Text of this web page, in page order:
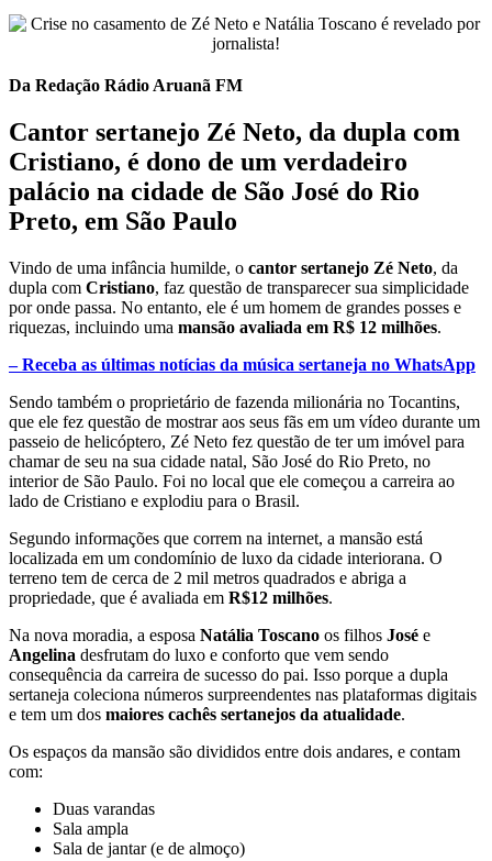
Da Redação Rádio Aruanã FM
Cantor sertanejo Zé Neto, da dupla com
Cristiano, é dono de um verdadeiro
palácio na cidade de São José do Rio
Preto, em São Paulo
Vindo de uma infância humilde, o cantor sertanejo Zé Neto, da
dupla com Cristiano, faz questão de transparecer sua simplicidade
por onde passa. No entanto, ele é um homem de grandes posses e
riquezas, incluindo uma mansão avaliada em R$ 12 milhões.
– Receba as últimas notícias da música sertaneja no WhatsApp
Sendo também o proprietário de fazenda milionária no Tocantins,
que ele fez questão de mostrar aos seus fãs em um vídeo durante um
passeio de helicóptero, Zé Neto fez questão de ter um imóvel para
chamar de seu na sua cidade natal, São José do Rio Preto, no
interior de São Paulo. Foi no local que ele começou a carreira ao
lado de Cristiano e explodiu para o Brasil.
Segundo informações que correm na internet, a mansão está
localizada em um condomínio de luxo da cidade interiorana. O
terreno tem de cerca de 2 mil metros quadrados e abriga a
propriedade, que é avaliada em R$12 milhões.
Na nova moradia, a esposa Natália Toscano os filhos José e
Angelina desfrutam do luxo e conforto que vem sendo
consequência da carreira de sucesso do pai. Isso porque a dupla
sertaneja coleciona números surpreendentes nas plataformas digitais
e tem um dos maiores cachês sertanejos da atualidade.
Os espaços da mansão são divididos entre dois andares, e contam
com:
Duas varandas
Sala ampla
Sala de jantar (e de almoço)